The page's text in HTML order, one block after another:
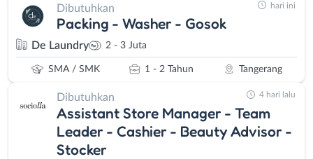
Dibutuhkan
Packing - Washer - Gosok
De Laundry 2 - 3 Juta
SMA / SMK 1 - 2 Tahun Tangerang
hari ini
Dibutuhkan
Assistant Store Manager - Team
Leader - Cashier - Beauty Advisor -
Stocker
4 hari lalu